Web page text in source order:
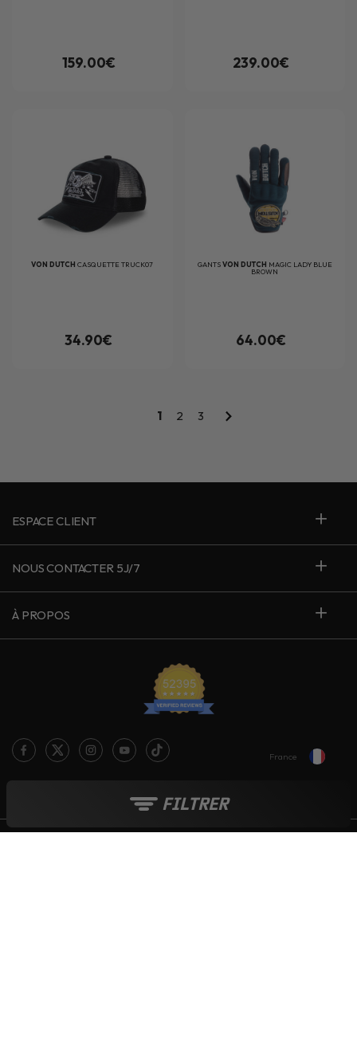
FILTRER
159.00€ 239.00€
VON DUTCHCASQUETTE TRUCK07
34.90€
GANTSVON DUTCH MAGIC LADY BLUE
BROWN
64.00€
1 2 3
ESPACE CLIENT
NOUS CONTACTER 5J/7
À PROPOS
France